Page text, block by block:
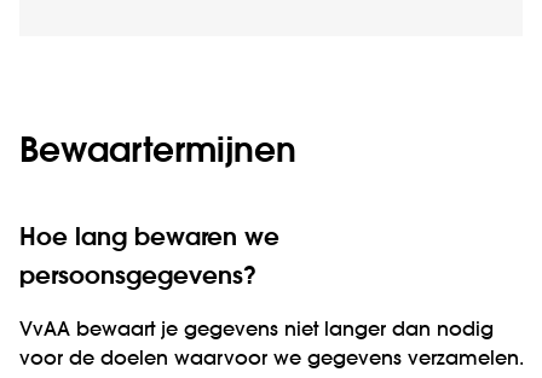
Bewaartermijnen
Hoe lang bewaren we
persoonsgegevens?
VvAA bewaart je gegevens niet langer dan nodig
voor de doelen waarvoor we gegevens verzamelen.